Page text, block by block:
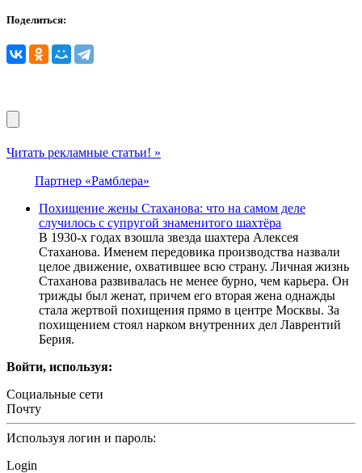
Поделиться:
Читать рекламные статьи! »
Партнер «Рамблера»
Похищение жены Стаханова: что на самом деле
случилось с супругой знаменитого шахтёра
В 1930-х годах взошла звезда шахтера Алексея
Стаханова. Именем передовика производства назвали
целое движение, охватившее всю страну. Личная жизнь
Стаханова развивалась не менее бурно, чем карьера. Он
трижды был женат, причем его вторая жена однажды
стала жертвой похищения прямо в центре Москвы. За
похищением стоял нарком внутренних дел Лаврентий
Берия.
Войти, используя:
Социальные сети
Почту
Используя логин и пароль:
Login